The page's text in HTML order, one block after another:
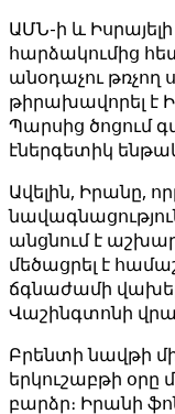
ԱՄՆ-ի և
հարձակումից
անօդաչու թռչող
թիրախավորել է
Պարսից ծոցում
էներգետիկ
Ավելին, Իրանը,
անցնում է
մեծացրել է
ճգնաժամի
Վաշինգտոնի
Բրենտի նավթի
երկուշաբթի օրը
բարձր։ Իրանի